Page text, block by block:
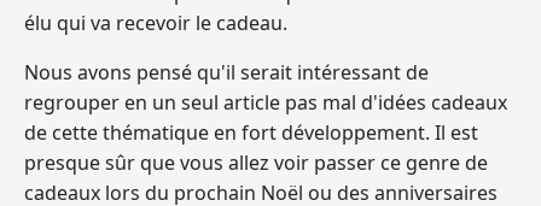
élu qui va recevoir le cadeau.
Nous avons pensé qu'il serait intéressant de
regrouper en un seul article pas mal d'idées cadeaux
de cette thématique en fort développement. Il est
presque sûr que vous allez voir passer ce genre de
cadeaux lors du prochain Noël ou des anniversaires